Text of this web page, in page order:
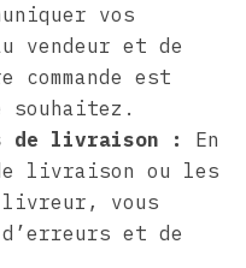
vos
vendeur et de
commande est
souhaitez.
de livraison :
En
livraison ou les
vous
et de